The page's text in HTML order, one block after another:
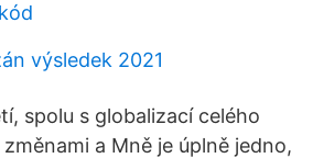
výsledek 2021
spolu s globalizací celého
a Mně je úplně jedno,